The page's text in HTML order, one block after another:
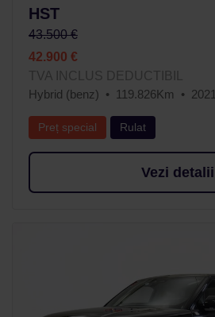
HST
43.500 €
42.900 €
TVA INCLUS DEDUCTIBIL
Hybrid (benz)
119.826Km 2021
Preț special Rulat
Vezi detalii